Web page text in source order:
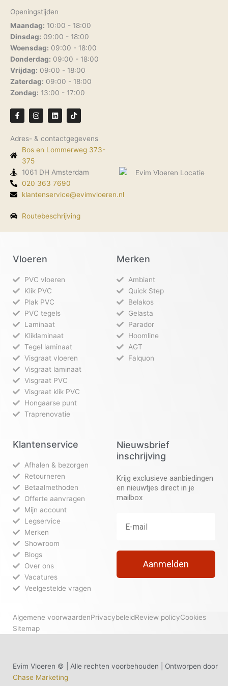
Openingstijden
Maandag: 10:00 - 18:00
Dinsdag: 09:00 - 18:00
Woensdag: 09:00 - 18:00
Donderdag: 09:00 - 18:00
Vrijdag: 09:00 - 18:00
Zaterdag: 09:00 - 18:00
Zondag: 13:00 - 17:00
F
a
c
b
o
f
I
n
s
a
g
r
m
L
i
n
e
d
i
T
i
k
o
k
Adres- & contactgegevens
Bos en Lommerweg 373-
375
1061 DH Amsterdam
020 363 7690
klantenservice@evimvloeren.nl
Routebeschrijving
Vloeren
PVC vloeren
Klik PVC
Plak PVC
PVC tegels
Laminaat
Kliklaminaat
Tegel laminaat
Visgraat vloeren
Visgraat laminaat
Visgraat PVC
Visgraat klik PVC
Hongaarse punt
Traprenovatie
Merken
Ambiant
Quick Step
Belakos
Gelasta
Parador
Hoomline
AGT
Falquon
Klantenservice
Afhalen & bezorgen
Retourneren
Betaalmethoden
Offerte aanvragen
Mijn account
Legservice
Merken
Showroom
Blogs
Over ons
Vacatures
Veelgestelde vragen
Nieuwsbrief
inschrijving
Krijg exclusieve aanbiedingen
en nieuwtjes direct in je
mailbox
Aanmelden
Algemene voorwaardenPrivacybeleidReview policyCookies
Sitemap
Evim Vloeren © | Alle rechten voorbehouden | Ontworpen door
Chase Marketing